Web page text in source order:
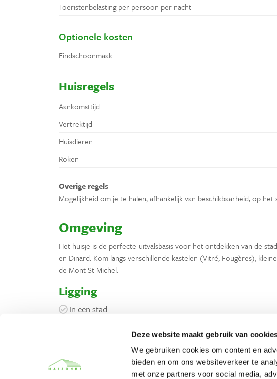
Deze website maakt gebruik van
We gebruiken cookies om content en
bieden en om ons websiteverkeer te
met onze partners voor social media,
Toeristenbelasting per persoon per nacht
Optionele kosten
Eindschoonmaak
Huisregels
Aankomsttijd
Vertrektijd
Huisdieren
Roken
Overige regels
Mogelijkheid om je te halen, afhankelijk van beschikbaarheid, op
Omgeving
Het huisje is de perfecte uitvalsbasis voor het ontdekken van de
en Dinard. Kom langs verschillende kastelen (Vitré, Fougères),
de Mont St Michel.
Ligging
In een stad